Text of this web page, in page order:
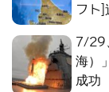
フト]
7/29
海）
成功